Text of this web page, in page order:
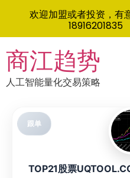
to
content
商江趋势
人工智能量化交易策略
跟单
TOP21股票
欢迎加盟或者投资，有
18916201835